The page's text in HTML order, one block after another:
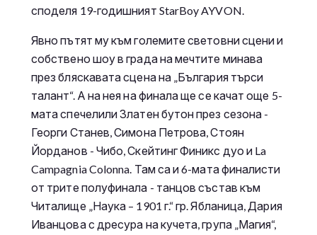
споделя 19-годишният StarBoy AYVON.
Явно пътят му към големите световни сцени и
собствено шоу в града на мечтите минава
през бляскавата сцена на „България търси
талант“. А на нея на финала ще се качат още 5-
мата спечелили Златен бутон през сезона -
Георги Станев, Симона Петрова, Стоян
Йорданов - Чибо, Скейтинг Финикс дуо и La
Campagnia Colonna. Там са и 6-мата финалисти
от трите полуфинала - танцов състав към
Читалище „Наука – 1901 г.“ гр. Ябланица, Дария
Иванцова с дресура на кучета, група „Магия“,